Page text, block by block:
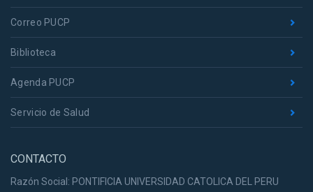
Correo PUCP
Biblioteca
Agenda PUCP
Servicio de Salud
CONTACTO
Razón Social: PONTIFICIA UNIVERSIDAD CATOLICA DEL PERU